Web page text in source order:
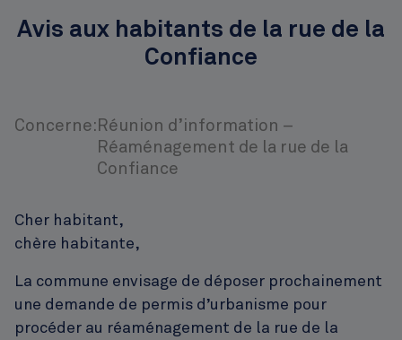
Avis aux habitants de la rue de la
Confiance
Concerne: Réunion d’information –
Réaménagement de la rue de la
Confiance
Cher habitant,
chère habitante,
La commune envisage de déposer prochainement
une demande de permis d’urbanisme pour
procéder au réaménagement de la rue de la